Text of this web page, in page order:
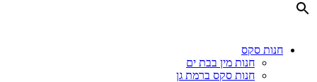
חנות סקס
חנות מין בבת ים
חנות סקס ברמת גן